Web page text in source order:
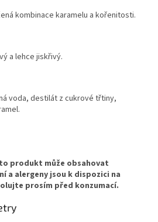
kombinace karamelu a kořenitosti.
a lehce jiskřivý.
voda, destilát z cukrové třtiny,